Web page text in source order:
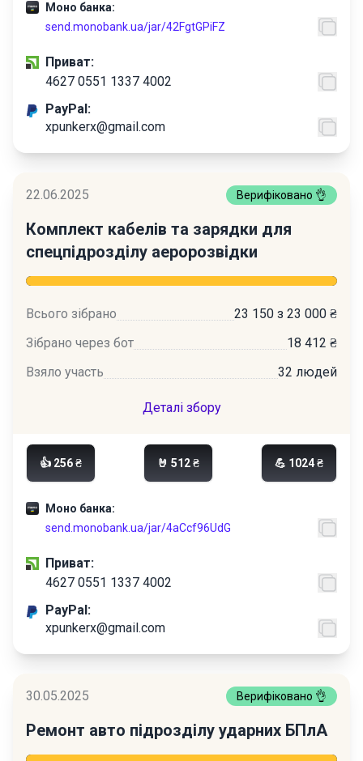
Моно банка:
send.monobank.ua/jar/42FgtGPiFZ
Приват:
4627 0551 1337 4002
PayPal:
xpunkerx@gmail.com
22.06.2025 Верифіковано 👌
Комплект кабелів та зарядки для
спецпідрозділу аеророзвідки
Всього зібрано
23 150 з 23 000 ₴
Зібрано через бот
18 412 ₴
Взяло участь
32 людей
Деталі збору
Моно банка:
send.monobank.ua/jar/4aCcf96UdG
👍 256 ₴ 🤘 512 ₴ 💪 1024 ₴
Приват:
4627 0551 1337 4002
PayPal:
xpunkerx@gmail.com
30.05.2025 Верифіковано 👌
Ремонт авто підрозділу ударних БПлА